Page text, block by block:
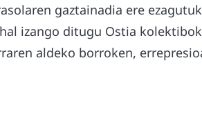
gaztainadia ere
izango ditugu Ostia
aldeko borroken,